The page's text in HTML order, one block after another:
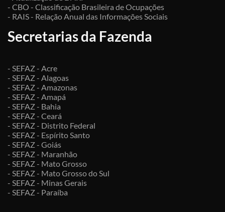
- CBO - Classificação Brasileira de Ocupações
- RAIS - Relação Anual das Informações Sociais
Secretarias da Fazenda
- SEFAZ - Acre
- SEFAZ - Alagoas
- SEFAZ - Amazonas
- SEFAZ - Amapá
- SEFAZ - Bahia
- SEFAZ - Ceará
- SEFAZ - Distrito Federal
- SEFAZ - Espírito Santo
- SEFAZ - Goiás
- SEFAZ - Maranhão
- SEFAZ - Mato Grosso
- SEFAZ - Mato Grosso do Sul
- SEFAZ - Minas Gerais
- SEFAZ - Paraíba